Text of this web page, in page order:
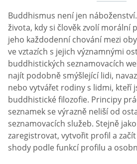
Buddhismus není jen
života, kdy si člověk zvolí morální
jeho každodenní chování mezi
ve vztazích s jejich významnými
buddhistických seznamovacích
najít podobně smýšlející lidi,
nebo vytvářet rodiny s lidmi, kteří
buddhistické filozofie. Principy
seznamek se výrazně neliší od
seznamovacích služeb. Stejně
zaregistrovat, vytvořit profil a
shody podle funkcí profilu a